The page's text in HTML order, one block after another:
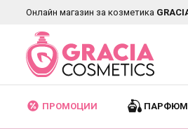
Онлайн магазин за козметика
ПРОМОЦИИ